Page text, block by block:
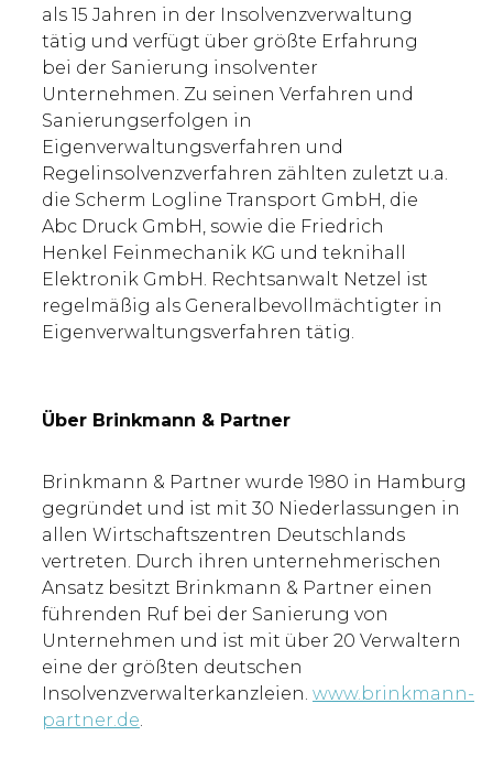
als 15 Jahren in der Insolvenzverwaltung
tätig und verfügt über größte Erfahrung
bei der Sanierung insolventer
Unternehmen. Zu seinen Verfahren und
Sanierungserfolgen in
Eigenverwaltungsverfahren und
Regelinsolvenzverfahren zählten zuletzt u.a.
die Scherm Logline Transport GmbH, die
Abc Druck GmbH, sowie die Friedrich
Henkel Feinmechanik KG und teknihall
Elektronik GmbH. Rechtsanwalt Netzel ist
regelmäßig als Generalbevollmächtigter in
Eigenverwaltungsverfahren tätig.
Über Brinkmann & Partner
Brinkmann & Partner wurde 1980 in Hamburg
gegründet und ist mit 30 Niederlassungen in
allen Wirtschaftszentren Deutschlands
vertreten. Durch ihren unternehmerischen
Ansatz besitzt Brinkmann & Partner einen
führenden Ruf bei der Sanierung von
Unternehmen und ist mit über 20 Verwaltern
eine der größten deutschen
Insolvenzverwalterkanzleien. www.brinkmann-
partner.de